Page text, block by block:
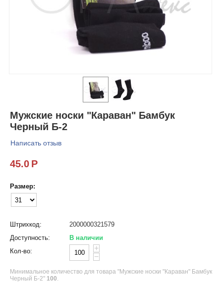
Мужские носки "Караван" Бамбук
Черный Б-2
Написать отзыв
45.0 Р
Размер:
Штрихкод:
2000000321579
Доступность:
В наличии
Кол-во:
+
−
Минимальное количество для товара "Мужские носки "Караван" Бамбук
Черный Б-2" 100.